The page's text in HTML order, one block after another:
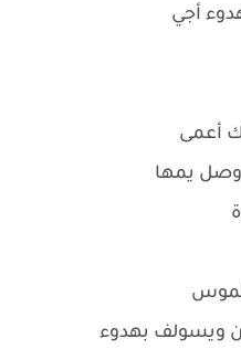
أجي
أعمى
وصل يمها
ويسولف بهدوء